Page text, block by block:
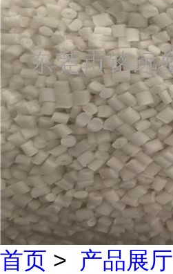
首页 > 产品展厅